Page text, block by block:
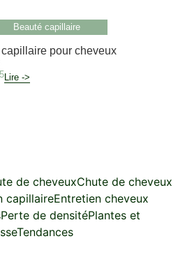
Beauté capillaire
pour cheveux
Lire ->
de cheveuxChute de cheveux
capillaireEntretien cheveux
Perte de densitéPlantes et
Tendances